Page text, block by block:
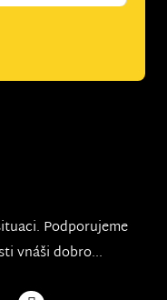
Podporujeme
vnáši dobro...